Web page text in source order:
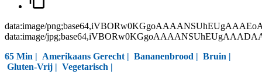
data:image/
data:image/
65 Min | Amerikaans Gerecht | Bananenbrood | Bruin |
Gluten-Vrij | Vegetarisch |